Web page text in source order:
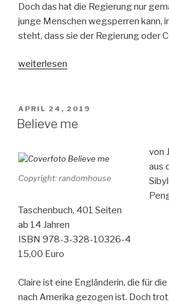
Doch das hat die Regierung nur
junge Menschen wegsperren kann,
steht, dass sie der Regierung oder
„Left
–
Die
weiterlesen
VERÖFFENTLICHT
AM
APRIL 24, 2019
Believe me
Copyright: randomhouse
von
aus
Taschenbuch, 401 Seiten
ab 14 Jahren
ISBN 978-3-328-10326-4
15,00 Euro
Claire ist eine Engländerin, die für
nach Amerika gezogen ist. Doch